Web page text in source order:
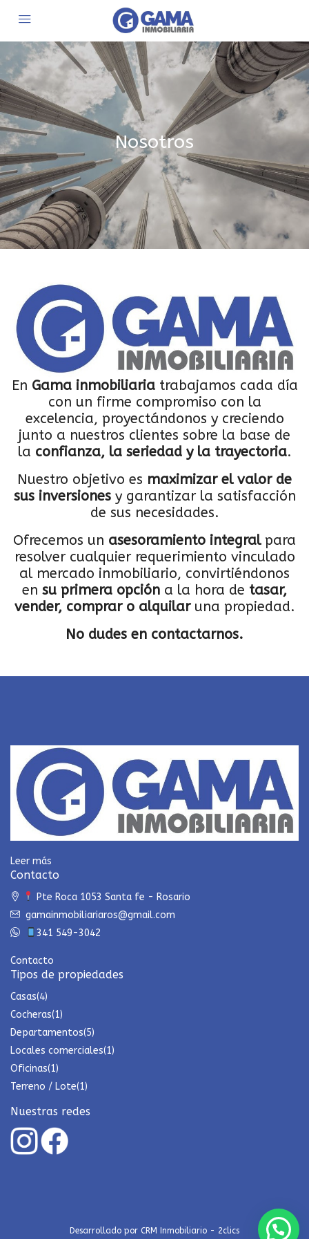
Nosotros
En Gama inmobiliariatrabajamos cada día
con un firme compromiso con la
excelencia, proyectándonos y creciendo
junto a nuestros clientes sobre la base de
la confianza, la seriedad y la trayectoria.
Nuestro objetivo es maximizar el valor de
sus inversionesy garantizar la satisfacción
de sus necesidades.
Ofrecemos un asesoramiento integralpara
resolver cualquier requerimiento vinculado
al mercado inmobiliario, convirtiéndonos
en su primera opción a la hora de tasar,
vender, comprar o alquilaruna propiedad.
No dudes en contactarnos.
Leer más
Contacto
Pte Roca 1053 Santa fe - Rosario
gamainmobiliariaros@gmail.com
341 549-3042
Contacto
Tipos de propiedades
Casas(4)
Cocheras(1)
Departamentos(5)
Locales comerciales(1)
Oficinas(1)
Terreno / Lote(1)
Nuestras redes
Desarrollado por CRM Inmobiliario - 2clics